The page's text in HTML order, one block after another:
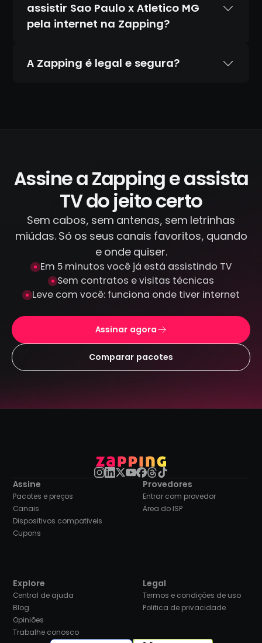
assistir Sao Paulo x Atletico MG
pela internet na Zapping?
A Zapping é legal e segura?
os canais que transmitimos, diferente de
canais criptografados e protegidos: não
armazenamos seus dados de pagamento.
Assine a Zapping e assista
TV do jeito certo
Sem cabos, sem antenas, sem letrinhas
miúdas. Só os seus canais favoritos, quando
e onde quiser.
Em 5 minutos você já está assistindo TV
Sem contratos e visitas técnicas
Leve com você: funciona onde tiver internet
Assinar agora
Comparar pacotes
Assine
Pacotes e preços
Canais
Dispositivos compatíveis
Cupons
Provedores
Entrar com provedor
Área do ISP
Explore
Central de ajuda
Blog
Opiniões
Trabalhe conosco
Legal
Termos e condições de uso
Política de privacidade